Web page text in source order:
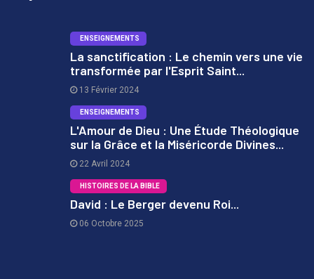
ENSEIGNEMENTS
La sanctification : Le chemin vers une vie
transformée par l'Esprit Saint...
13 Février 2024
ENSEIGNEMENTS
L'Amour de Dieu : Une Étude Théologique
sur la Grâce et la Miséricorde Divines...
22 Avril 2024
HISTOIRES DE LA BIBLE
David : Le Berger devenu Roi...
06 Octobre 2025